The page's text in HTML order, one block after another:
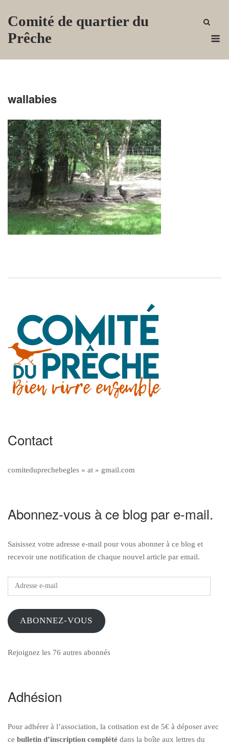
Comité de quartier du
Prêche
wallabies
Contact
comiteduprechebegles « at » gmail.com
Abonnez-vous à ce blog par e-mail.
Saisissez votre adresse e-mail pour vous abonner à ce blog et
recevoir une notification de chaque nouvel article par email.
Adresse
e-
ABONNEZ-VOUS
Rejoignez les 76 autres abonnés
Adhésion
Pour adhérer à l’association, la cotisation est de 5€ à déposer avec
ce bulletin d’inscription complété dans la boîte aux lettres du